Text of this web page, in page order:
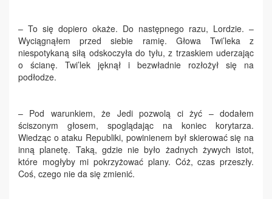
– To się dopiero okaże. Do następnego razu, Lordzie. –
Wyciągnąłem przed siebie ramię. Głowa Twi’leka z
niespotykaną siłą odskoczyła do tyłu, z trzaskiem uderzając
o ścianę. Twi’lek jęknął i bezwładnie rozłożył się na
podłodze.
– Pod warunkiem, że Jedi pozwolą ci żyć – dodałem
ściszonym głosem, spoglądając na koniec korytarza.
Wiedząc o ataku Republiki, powinienem był skierować się na
inną planetę. Taką, gdzie nie było żadnych żywych istot,
które mogłyby mi pokrzyżować plany. Cóż, czas przeszły.
Coś, czego nie da się zmienić.